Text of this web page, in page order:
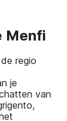
Menfi
regio
je
van